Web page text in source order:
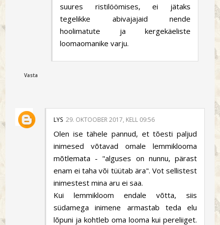
suures ristilöömises, ei jätaks
tegelikke abivajajaid nende
hoolimatute ja kergekäeliste
loomaomanike varju.
Vasta
LYS 29. OKTOOBER 2017, KELL 09:56
Olen ise tähele pannud, et tõesti paljud
inimesed võtavad omale lemmiklooma
mõtlemata - "alguses on nunnu, pärast
enam ei taha või tüütab ära". Vot sellistest
inimestest mina aru ei saa.
Kui lemmikloom endale võtta, siis
südamega inimene armastab teda elu
lõpuni ja kohtleb oma looma kui pereliiget.